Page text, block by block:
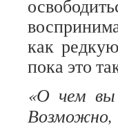
как
пока это
«О чем вы
Возможно,